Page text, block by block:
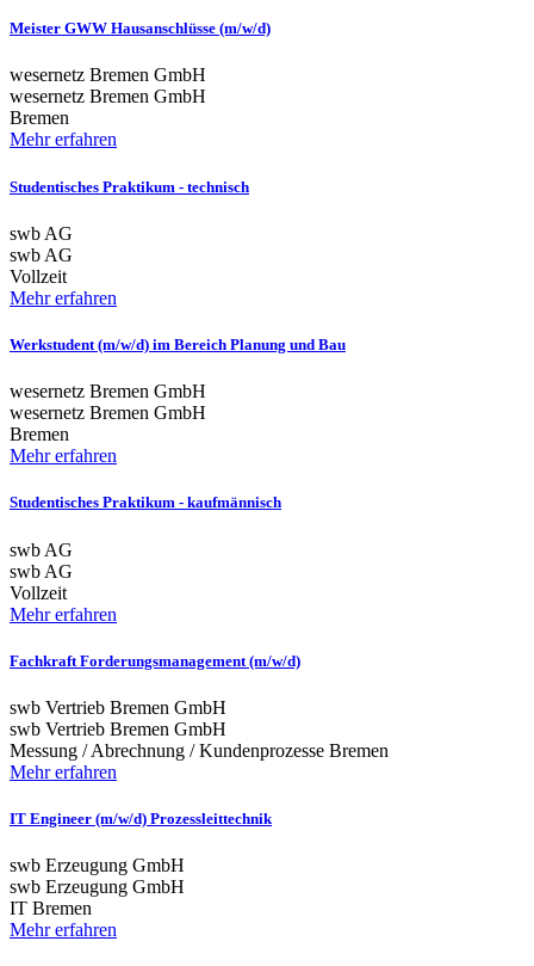
Meister GWW Hausanschlüsse (m/w/d)
wesernetz Bremen GmbH
wesernetz Bremen GmbH
Bremen
Mehr erfahren
Studentisches Praktikum - technisch
swb AG
swb AG
Vollzeit
Mehr erfahren
Werkstudent (m/w/d) im Bereich Planung und Bau
wesernetz Bremen GmbH
wesernetz Bremen GmbH
Bremen
Mehr erfahren
Studentisches Praktikum - kaufmännisch
swb AG
swb AG
Vollzeit
Mehr erfahren
Fachkraft Forderungsmanagement (m/w/d)
swb Vertrieb Bremen GmbH
swb Vertrieb Bremen GmbH
Messung / Abrechnung / Kundenprozesse Bremen
Mehr erfahren
IT Engineer (m/w/d) Prozessleittechnik
swb Erzeugung GmbH
swb Erzeugung GmbH
IT Bremen
Mehr erfahren